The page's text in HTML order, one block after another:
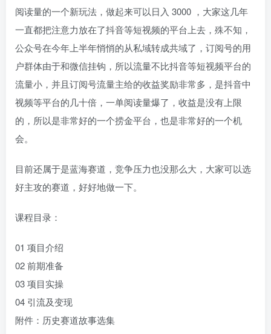
阅读量的一个新玩法，做起来可以日入 3000 ，大家这几年
一直都把注意力放在了抖音等短视频的平台上去，殊不知，
公众号在今年上半年悄悄的从私域转成共域了，订阅号的用
户群体由于和微信挂钩，所以流量不比抖音等短视频平台的
流量小，并且订阅号流量主给的收益奖励非常多，是抖音中
视频等平台的几十倍，一单阅读量爆了，收益是没有上限
的，所以是非常好的一个捞金平台，也是非常好的一个机
会。
目前还属于是蓝海赛道，竞争压力也没那么大，大家可以选
好主攻的赛道，好好地做一下。
课程目录：
01 项目介绍
02 前期准备
03 项目实操
04 引流及变现
附件：历史赛道故事选集